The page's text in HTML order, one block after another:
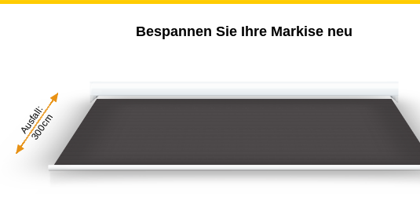
Bespannen Sie Ihre Markise neu
Ausfall:
300cm